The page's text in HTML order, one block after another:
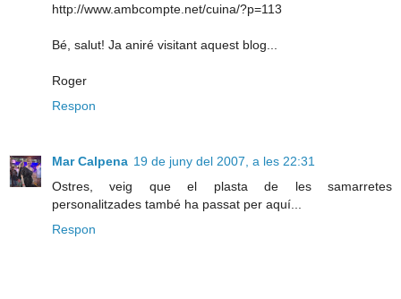
http://www.ambcompte.net/cuina/?p=113
Bé, salut! Ja aniré visitant aquest blog...
Roger
Respon
Mar Calpena 19 de juny del 2007, a les 22:31
Ostres, veig que el plasta de les samarretes
personalitzades també ha passat per aquí...
Respon